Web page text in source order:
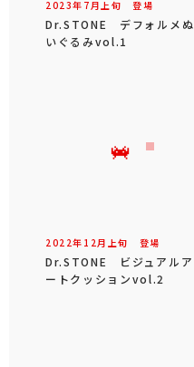
2023年 7 月 上旬 登場
Dr.STONE デフォルメぬ
いぐるみvol.1
2022年 12 月 上旬 登場
Dr.STONE ビジュアルア
ートクッションvol.2